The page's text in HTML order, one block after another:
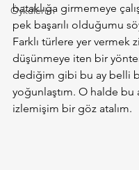
Öykülerim
bataklığa girmemeye
pek başarılı olduğumu
Farklı türlere yer vermek
düşünmeye iten bir
dediğim gibi bu ay belli
yoğunlaştım. O halde bu
izlemişim bir göz atalım.